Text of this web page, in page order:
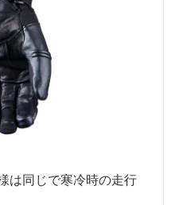
は同じで寒冷時の走行